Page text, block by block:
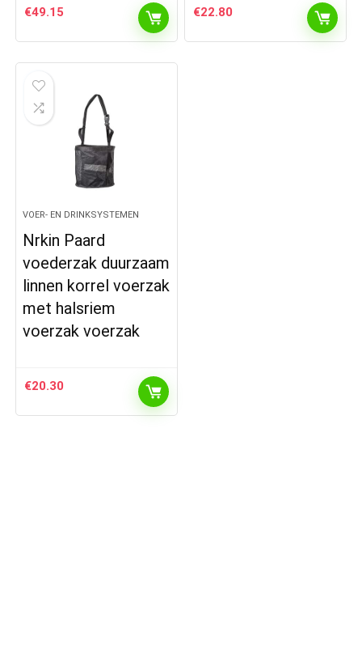
€49.15 €22.80
VOER- EN DRINKSYSTEMEN
Nrkin Paard
voederzak duurzaam
linnen korrel voerzak
met halsriem
voerzak voerzak
€20.30